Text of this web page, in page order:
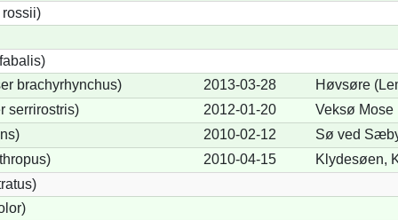
brachyrhynchus)
2013-03-28
Høvsøre
serrirostris)
2012-01-20
Veksø Mose
2010-02-12
Sø ved
2010-04-15
Klydesøen,